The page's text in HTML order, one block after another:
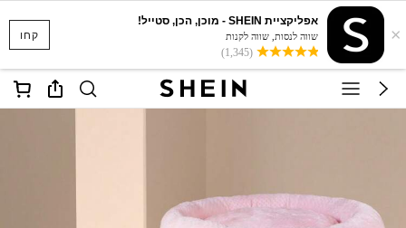
קחו ×
אפליקציית SHEIN - מוכן, הכן, סטייל!
שווה לנסות, שווה לקנות
(1,345)